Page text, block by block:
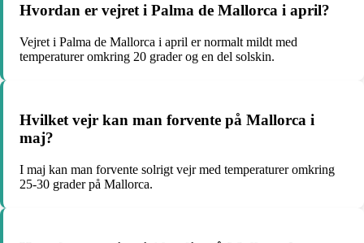
Hvordan er vejret i Palma de Mallorca i april?
Vejret i Palma de Mallorca i april er normalt mildt med
temperaturer omkring 20 grader og en del solskin.
Hvilket vejr kan man forvente på Mallorca i
maj?
I maj kan man forvente solrigt vejr med temperaturer omkring
25-30 grader på Mallorca.